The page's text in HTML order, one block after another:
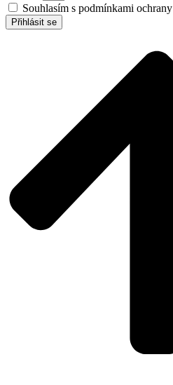
Souhlasím s podmínkami
Přihlásit se